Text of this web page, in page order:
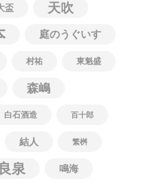
盃 天吹
庭のうぐいす
村祐 東魁盛
森嶋
白石酒造 百十郎
結人 繁桝
泉 鳴海